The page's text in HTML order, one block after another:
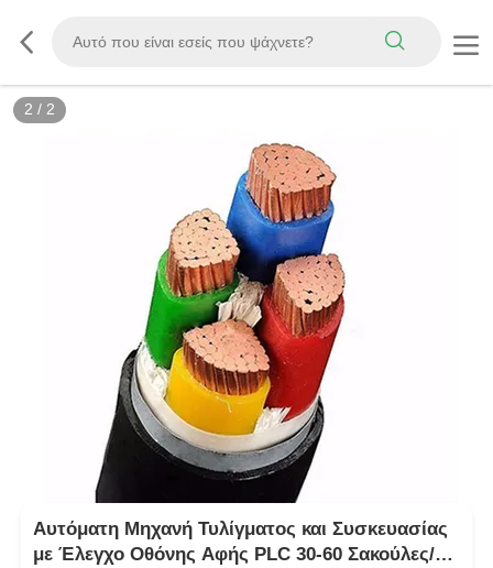
2 / 2
Αυτόματη Μηχανή Τυλίγματος και Συσκευασίας
με Έλεγχο Οθόνης Αφής PLC 30-60 Σακούλες/